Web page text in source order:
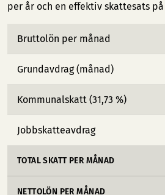
per år och en effektiv skattesats på
Bruttolön per månad
Grundavdrag (månad)
Kommunalskatt (31,73 %)
Jobbskatteavdrag
TOTAL SKATT PER MÅNAD
NETTOLÖN PER MÅNAD